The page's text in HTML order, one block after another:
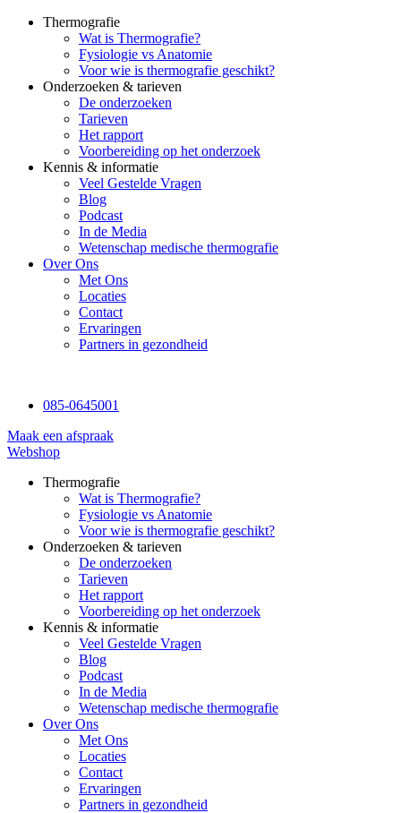
Thermografie
Wat is Thermografie?
Fysiologie vs Anatomie
Voor wie is thermografie geschikt?
Onderzoeken & tarieven
De onderzoeken
Tarieven
Het rapport
Voorbereiding op het onderzoek
Kennis & informatie
Veel Gestelde Vragen
Blog
Podcast
In de Media
Wetenschap medische thermografie
Over Ons
Met Ons
Locaties
Contact
Ervaringen
Partners in gezondheid
085-0645001
Maak een afspraak
Webshop
Thermografie
Wat is Thermografie?
Fysiologie vs Anatomie
Voor wie is thermografie geschikt?
Onderzoeken & tarieven
De onderzoeken
Tarieven
Het rapport
Voorbereiding op het onderzoek
Kennis & informatie
Veel Gestelde Vragen
Blog
Podcast
In de Media
Wetenschap medische thermografie
Over Ons
Met Ons
Locaties
Contact
Ervaringen
Partners in gezondheid